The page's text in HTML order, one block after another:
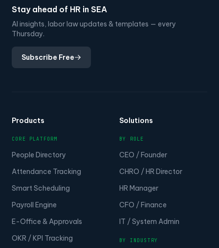
Stay ahead of HR in SEA
AI insights, labor law updates & templates — every
Thursday.
Subscribe Free
Products
CORE PLATFORM
People Directory
Attendance Tracking
Smart Scheduling
Payroll Engine
E-Office & Approvals
OKR / KPI Tracking
Solutions
BY ROLE
CEO / Founder
CHRO / HR Director
HR Manager
CFO / Finance
IT / System Admin
BY INDUSTRY